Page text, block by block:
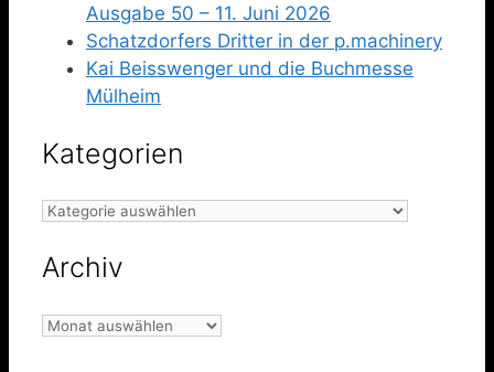
Ausgabe 50 – 11. Juni 2026
Schatzdorfers Dritter in der p.machinery
Kai Beisswenger und die Buchmesse
Mülheim
Kategorien
Kategorien
Archiv
Archiv